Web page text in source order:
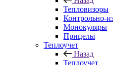
Тепловизоры
Контрольно-
Монокуляры
Прицелы
Теплоучет
Назад
Теплоучет